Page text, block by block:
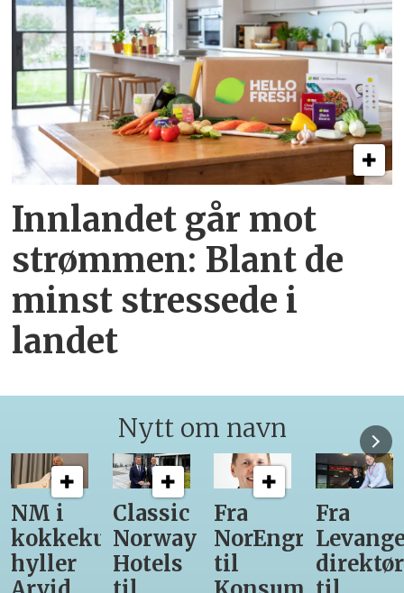
Innlandet går mot
strømmen: Blant de
minst stressede i
landet
Nytt om navn
Classic
Norway
Hotels
Fra
NorEngros
til
Fra
Levanger-
direktør
12
får